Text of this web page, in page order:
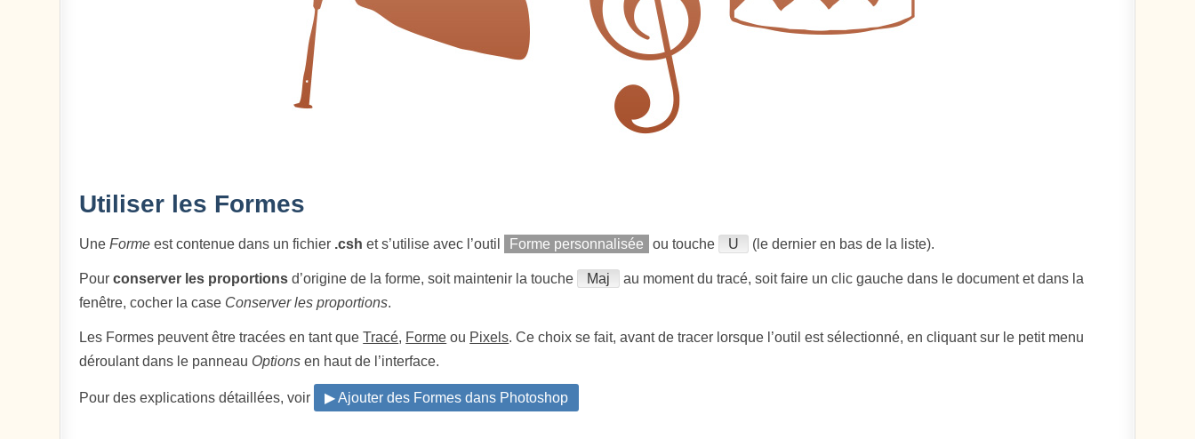
Utiliser les Formes
UneForme est contenue dans un fichier .csh et s’utilise avec l’outil Forme personnalisée ou touche U (le dernier en bas de la liste).
Pourconserver les proportions d’origine de la forme, soit maintenir la touche Maj
au moment du tracé, soit faire un clic gauche dans le document et dans la
fenêtre, cocher la case Conserver les proportions.
Les Formes peuvent être tracées en tant queTracé, Forme ou Pixels. Ce choix se fait, avant de tracer lorsque l’outil est sélectionné, en cliquant sur le petit menu
déroulant dans le panneau Options en haut de l’interface.
Pour des explications détaillées, voir ▶ Ajouter des Formes dans Photoshop